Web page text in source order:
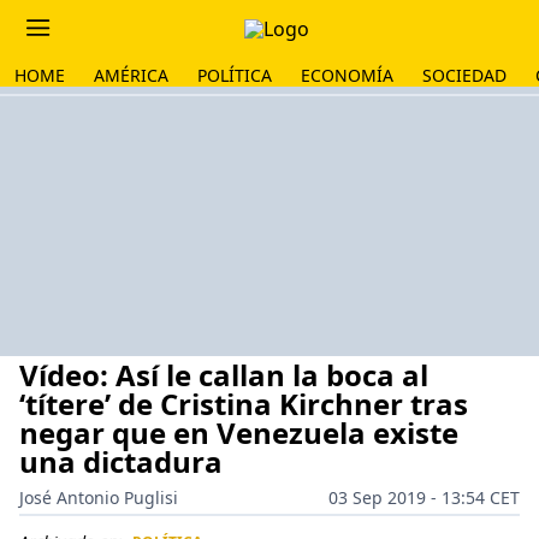
HOME AMÉRICA POLÍTICA ECONOMÍA SOCIEDAD
Vídeo: Así le callan la boca al
‘títere’ de Cristina Kirchner tras
negar que en Venezuela existe
una dictadura
José Antonio Puglisi
03 Sep 2019 - 13:54 CET